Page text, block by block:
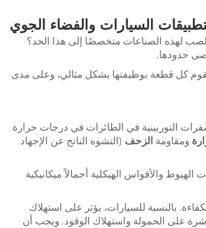
لهذه الصناعات متخصصًا إلى هذا الحد؟
حدودها.
كل قطعة بوظيفتها بشكل مثالي، وعلى مدى
التوربينية في الطائرات في درجات حرارة
ومقاومة الزحف (التشوه الناتج عن الإجهاد
والأقواس الهيكلية أحمالاً ميكانيكية
بالنسبة للسيارات، يؤثر على استهلاك
على الحمولة واستهلاك الوقود. ويجب أن